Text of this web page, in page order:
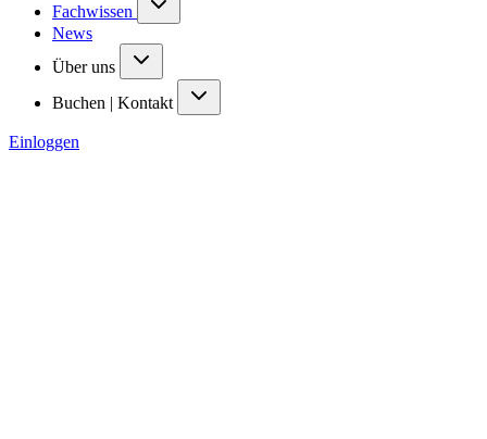
Fachwissen
News
Über uns
Buchen | Kontakt
Einloggen